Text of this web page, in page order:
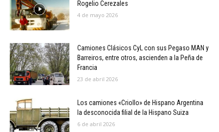
Rogelio Cerezales
4 de mayo 2026
Camiones Clásicos CyL con sus Pegaso MAN y
Barreiros, entre otros, ascienden a la Peña de
Francia
23 de abril 2026
Los camiones «Criollo» de Hispano Argentina
la desconocida filial de la Hispano Suiza
6 de abril 2026